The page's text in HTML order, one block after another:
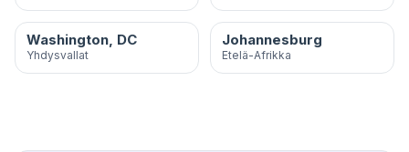
Washington, DC
Yhdysvallat
Johannesburg
Etelä-Afrikka